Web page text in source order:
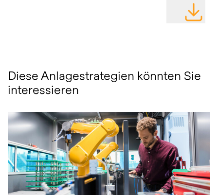
DATEI
Diese Anlagestrategien könnten Sie
interessieren